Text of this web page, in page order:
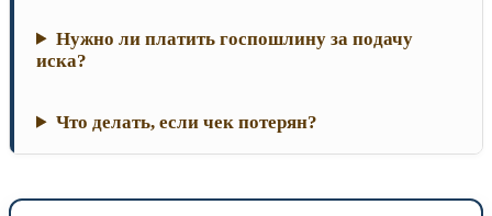
Нужно ли платить госпошлину за подачу
иска?
Что делать, если чек потерян?